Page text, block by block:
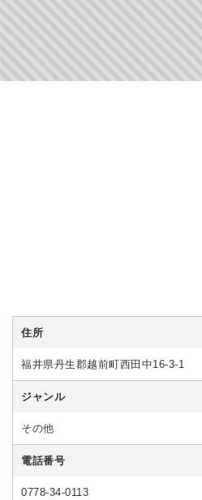
住所
福井県丹生郡越前町西田中16-3-1
ジャンル
その他
電話番号
0778-34-0113